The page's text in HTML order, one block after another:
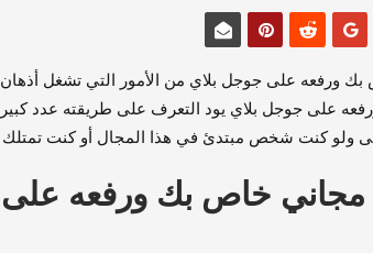
ورفعه على جوجل بلاي من الأمور التي تشغل أذهان
على جوجل بلاي يود التعرف على طريقته عدد
ولو كنت شخص مبتدئ في هذا المجال أو كنت تمتلك
مجاني خاص بك ورفعه